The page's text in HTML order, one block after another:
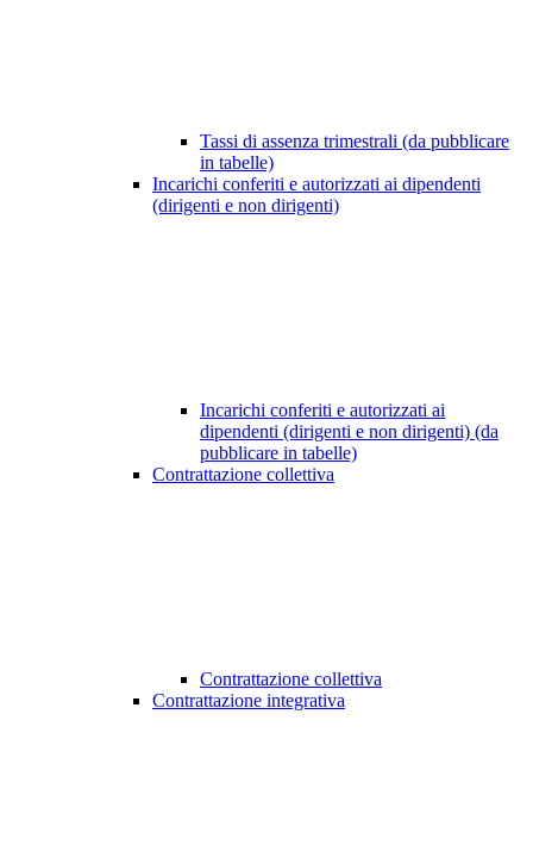
Tassi di assenza trimestrali (da pubblicare
in tabelle)
Incarichi conferiti e autorizzati ai dipendenti
(dirigenti e non dirigenti)
Incarichi conferiti e autorizzati ai
dipendenti (dirigenti e non dirigenti) (da
pubblicare in tabelle)
Contrattazione collettiva
Contrattazione collettiva
Contrattazione integrativa